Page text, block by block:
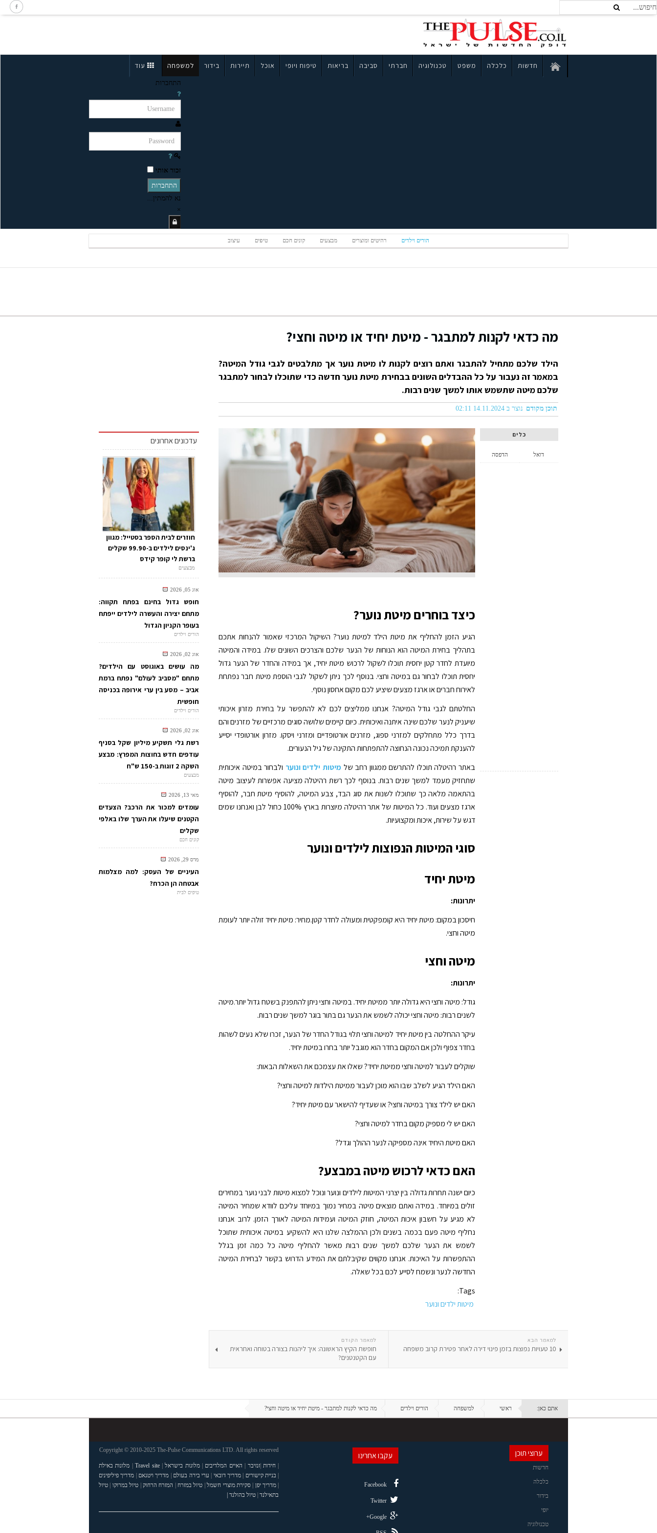
חדשות כלכלה משפט טכנולוגיה חברתי סביבה בריאות טיפוח ויופי אוכל תיירות בידור למשפחה עוד
התחברות
זכור אותי
התחברות
נא להמתין...
×
הורים וילדים רהיטים ומוצרים מבצעים קונים חכם טיפים עיצוב
מה כדאי לקנות למתבגר - מיטת יחיד או מיטה וחצי?
הילד שלכם מתחיל להתבגר ואתם רוצים לקנות לו מיטת נוער אך מתלבטים לגבי גודל המיטה?
במאמר זה נעבור על כל ההבדלים השונים בבחירת מיטת נוער חדשה כדי שתוכלו לבחור למתבגר
שלכם מיטה שתשמש אותו למשך שנים רבות.
תוכן מקודם נוצר ב 14.11.2024 02:11
כלים
הדפסה דואל
כיצד בוחרים מיטת נוער?
הגיע הזמן להחליף את מיטת הילד למיטת נוער? השיקול המרכזי שאמור להנחות אתכם
בתהליך בחירת המיטה הוא הנוחות של הנער שלכם והצרכים השונים שלו. במידה והמיטה
מיועדת לחדר קטן יחסית תוכלו לשקול לרכוש מיטת יחיד, אך במידה והחדר של הנער גדול
יחסית תוכלו לבחור גם במיטה וחצי. בנוסף לכך ניתן לשקול לגבי הוספת מיטת חבר נפתחת
לאירוח חברים או ארגז מצעים שיציע לכם מקום אחסון נוסף.
החלטתם לגבי גודל המיטה? אנחנו ממליצים לכם לא להתפשר על בחירת מזרון איכותי
שיעניק לנער שלכם שינה איתנה ואיכותית. כיום קיימים שלושה סוגים מרכזיים של מזרנים והם
בדרך כלל מתחלקים למזרני ספוג, מזרנים אורטופדיים ומזרני ויסקו. מזרון אורטופדי יסייע
להענקת תמיכה נכונה הנחוצה להתפתחות התקינה של גיל הנעורים.
באתר רהיטלה תוכלו להתרשם ממגוון רחב שלמיטות ילדים ונוער ולבחור במיטה איכותית
שתחזיק מעמד למשך שנים רבות. בנוסף לכך רשת רהיטלה מציעה אפשרות לעיצוב מיטה
בהתאמה מלאה כך שתוכלו לשנות את סוג הבד, צבע המיטה, להוסיף מיטת חבר, להוסיף
ארגז מצעים ועוד. כל המיטות של אתר רהיטלה מיוצרות בארץ 100% כחול לבן ואנחנו שמים
דגש על שירות, איכות ומקצועיות.
סוגי המיטות הנפוצות לילדים ונוער
מיטת יחיד
יתרונות:
חיסכון במקום: מיטת יחיד היא קומפקטית ומעולה לחדר קטן.מחיר: מיטת יחיד זולה יותר לעומת
מיטה וחצי.
מיטה וחצי
יתרונות:
גודל: מיטה וחצי היא גדולה יותר ממיטת יחיד. במיטה וחצי ניתן להתפנק בשטח גדול יותר.מיטה
לשנים רבות: מיטה וחצי יכולה לשמש את הנער גם בתור בוגר למשך שנים רבות.
עיקר ההחלטה בין מיטת יחיד למיטה וחצי תלוי בגודל החדר של הנער, זכרו שלא נעים לשהות
בחדר צפוף ולכן אם המקום בחדר הוא מוגבל יותר בחרו במיטת יחיד.
שוקלים לעבור למיטה וחצי ממיטת יחיד? שאלו את עצמכם את השאלות הבאות:
האם הילד הגיע לשלב שבו הוא מוכן לעבור ממיטת הילדות למיטה וחצי?
האם יש לילד צורך במיטה וחצי? או שעדיף להישאר עם מיטת יחיד?
האם יש לי מספיק מקום בחדר למיטה וחצי?
האם מיטת היחיד אינה מספיקה לנער ההולך וגדל?
האם כדאי לרכוש מיטה במבצע?
כיום ישנה תחרות גדולה בין יצרני המיטות לילדים ונוער ונוכל למצוא מיטות לבני נוער במחירים
זולים במיוחד. במידה ואתם מוצאים מיטה במחיר נמוך במיוחד עליכם לוודא שמחיר המיטה
לא מגיע על חשבון איכות המיטה, חוזק המיטה ועמידות המיטה לאורך הזמן. לרוב אנחנו
נחליף מיטה פעם בכמה בשנים ולכן ההמלצה שלנו היא להשקיע במיטה איכותית שתוכל
לשמש את הנער שלכם למשך שנים רבות מאשר להחליף מיטה כל כמה זמן בגלל
ההתפשרות על האיכות. אנחנו מקווים שקיבלתם את המידע הדרוש בקשר לבחירת המיטה
החדשה לנער ונשמח לסייע לכם בכל שאלה.
Tags:
מיטות ילדים ונוער
למאמר הקודם
חופשת הקיץ הראשונה: איך ליהנות בצורה בטוחה ואחראית
עם הקטנטנים?
למאמר הבא
10 טעויות נפוצות בזמן פינוי דירה לאחר פטירת קרוב משפחה
עדכונים אחרונים
חוזרים לבית הספר בסטייל: מגוון
ג'ינסים לילדים ב-99.90 שקלים
ברשת לי קופר קידס
מבצעים
אוג 05, 2026
חופש גדול בחינם בפתח תקווה:
מתחם יצירה והעשרה לילדים ייפתח
בעופר הקניון הגדול
הורים וילדים
אוג 02, 2026
מה עושים באוגוסט עם הילדים?
מתחם "מסביב לעולם" נפתח ברמת
אביב – מסע בין ערי אירופה בכניסה
חופשית
הורים וילדים
אוג 02, 2026
רשת גלי תשקיע מיליון שקל בסניף
עודפים חדש בחוצות המפרץ: מבצע
השקה 2 זוגות ב-150 ש"ח
מבצעים
מאי 13, 2026
עומדים למכור את הרכב? הצעדים
הקטנים שיעלו את הערך שלו באלפי
שקלים
קונים חכם
מרס 29, 2026
העיניים של העסק: למה מצלמות
אבטחה הן הכרח?
טיפים לבית
אתם כאן: ראשי למשפחה הורים וילדים מה כדאי לקנות למתבגר - מיטת יחיד או מיטה וחצי?
ערוצי תוכן
חדשות
כלכלה
בידור
יופי
טכנולוגיה
עקבו אחרינו
Facebook
Twitter
Google+
Copyright © 2010-2025 The-Pulse Communications LTD. All rights reserved
| חידות|זנזיבר | האיים המלדיבים |מלונות בישראל|
Travel site
| מלונות באילת
| בניית קישורים |מדריך דובאי | ערי בירה בעולם | מדריך ויטנאם | מדריך פיליפינים
| מדריך יפן |סקירת מוצרי חשמל| טיול במזרח | המזרח הרחוק | טיול במרוקו | טיול
בתאילנד| טיול בהולנד |